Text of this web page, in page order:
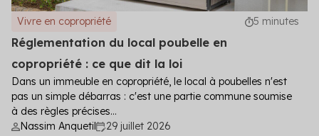
Vivre en copropriété 5 minutes
Réglementation du local poubelle en
copropriété : ce que dit la loi
Dans un immeuble en copropriété, le local à poubelles n'est
pas un simple débarras : c'est une partie commune soumise
à des règles précises...
Nassim Anquetil
29 juillet 2026